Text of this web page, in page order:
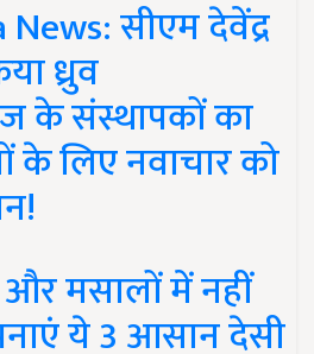
सीएम देवेंद्र
ध्रुव
के संस्थापकों का
के लिए नवाचार को
मसालों में नहीं
ये 3 आसान देसी